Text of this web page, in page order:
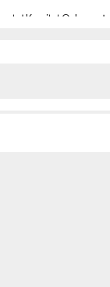
Komitet Ochrony